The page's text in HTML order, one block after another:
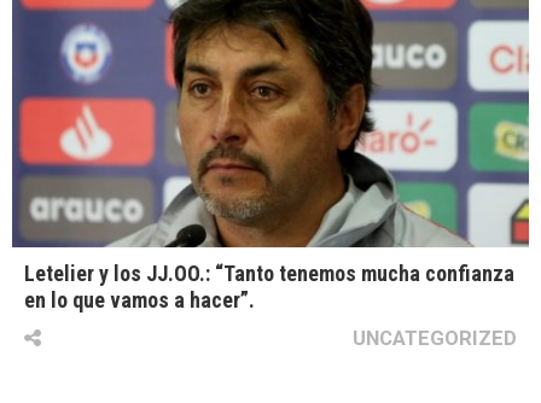
Letelier y los JJ.OO.: “Tanto tenemos mucha confianza
en lo que vamos a hacer”.
UNCATEGORIZED